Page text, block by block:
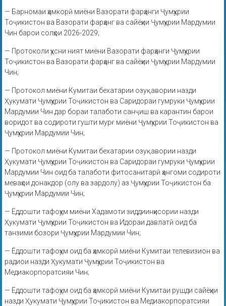
— Барномаи ҳамкорӣ миёни Вазорати фарҳанги Ҷумҳурии
Тоҷикистон ва Вазорати фарҳанг ва сайёҳии Ҷумҳурии Мардумии
Чин барои солҳои 2026-2029;
— Протоколи ҳусни ният миёни Вазорати фарҳанги Ҷумҳурии
Тоҷикистон ва Вазорати фарҳанг ва сайёҳии Ҷумҳурии Мардумии
Чин;
— Протокол миёни Кумитаи бехатарии озуқавории назди
Ҳукумати Ҷумҳурии Тоҷикистон ва Саридораи гумруки Ҷумҳурии
Мардумии Чин дар бораи талаботи санҷиш ва карантин барои
воридот ва содироти гушти мурғ миёни Ҷумҳурии Тоҷикистон ва
Ҷумҳурии Мардумии Чин;
— Протокол миёни Кумитаи бехатарии озуқавории назди
Ҳукумати Ҷумҳурии Тоҷикистон ва Саридораи гумруки Ҷумҳурии
Мардумии Чин оид ба талаботи фитосанитарӣ ҳангоми содироти
меваҳои донакдор (олу ва зардолу) аз Ҷумҳурии Тоҷикистон ба
Ҷумҳурии Мардумии Чин;
— Ёддошти тафоҳум миёни Хадамоти зиддиинҳисории назди
Ҳукумати Ҷумҳурии Тоҷикистон ва Идораи давлатӣ оид ба
танзими бозори Ҷумҳурии Мардумии Чин;
— Ёддошти тафоҳум оид ба ҳамкорӣ миёни Кумитаи телевизион ва
радиои назди Ҳукумати Ҷумҳурии Тоҷикистон ва
Медиакорпоратсияи Чин;
— Ёддошти тафоҳум оид ба ҳамкорӣ миёни Кумитаи рушди сайёҳии
назди Ҳукумати Ҷумҳурии Тоҷикистон ва Медиакорпоратсияи